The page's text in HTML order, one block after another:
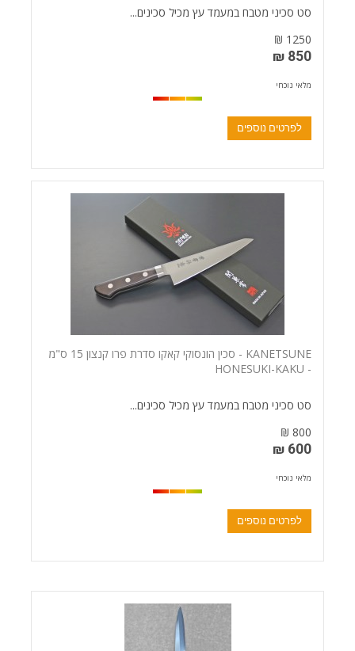
סט סכיני מטבח במעמד עץ מכיל סכינים...
1250 ₪
850 ₪
מלאי נוכחי
לפרטים נוספים
KANETSUNE - סכין הונסוקי קאקו סדרת פרו קנצון 15 ס"מ
- HONESUKI-KAKU
סט סכיני מטבח במעמד עץ מכיל סכינים...
800 ₪
600 ₪
מלאי נוכחי
לפרטים נוספים